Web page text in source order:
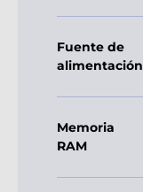
Fuente de
alimentación
Memoria
RAM